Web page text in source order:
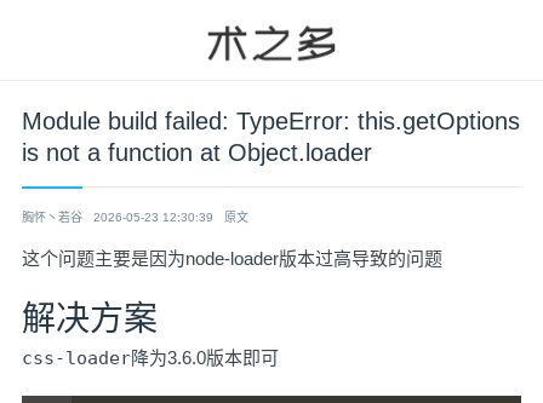
Module build failed: TypeError: this.getOptions
is not a function at Object.loader
胸怀丶若谷 2026-05-23 12:30:39 原文
这个问题主要是因为node-loader版本过高导致的问题
解决方案
css-loader降为3.6.0版本即可